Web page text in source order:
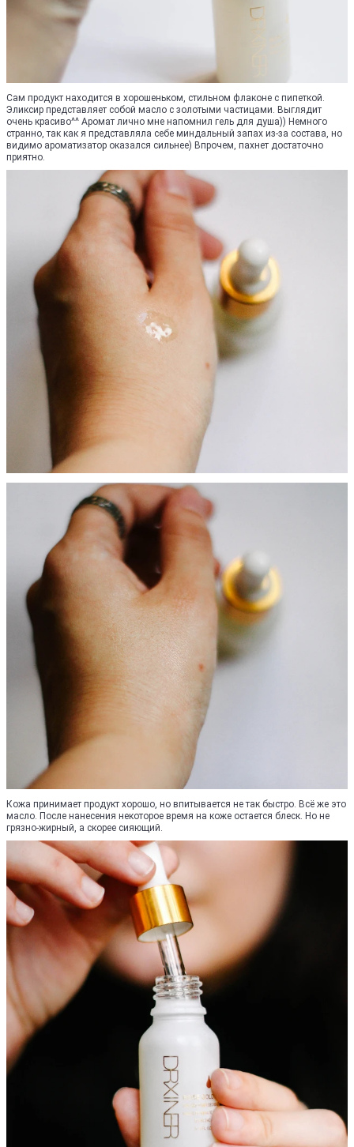
Сам продукт находится в хорошеньком, стильном флаконе с пипеткой.
Эликсир представляет собой масло с золотыми частицами. Выглядит
очень красиво^^ Аромат лично мне напомнил гель для душа)) Немного
странно, так как я представляла себе миндальный запах из-за состава, но
видимо ароматизатор оказался сильнее) Впрочем, пахнет достаточно
приятно.
Кожа принимает продукт хорошо, но впитывается не так быстро. Всё же это
масло. После нанесения некоторое время на коже остается блеск. Но не
грязно-жирный, а скорее сияющий.